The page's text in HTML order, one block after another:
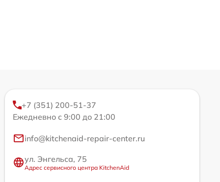
+7 (351) 200-51-37
Ежедневно с 9:00 до 21:00
info@kitchenaid-repair-center.ru
ул. Энгельса, 75
Адрес сервисного центра KitchenAid